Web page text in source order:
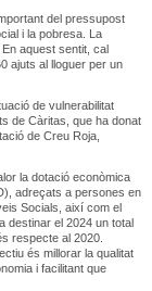
del pressupost
i la pobresa. La
En aquest sentit, cal
ajuts al lloguer per un
de vulnerabilitat
de Càritas, que ha donat
de Creu Roja,
la dotació econòmica
adreçats a persones en
Socials, així com el
destinar el 2024 un total
respecte al 2020.
és millorar la qualitat
i facilitant que